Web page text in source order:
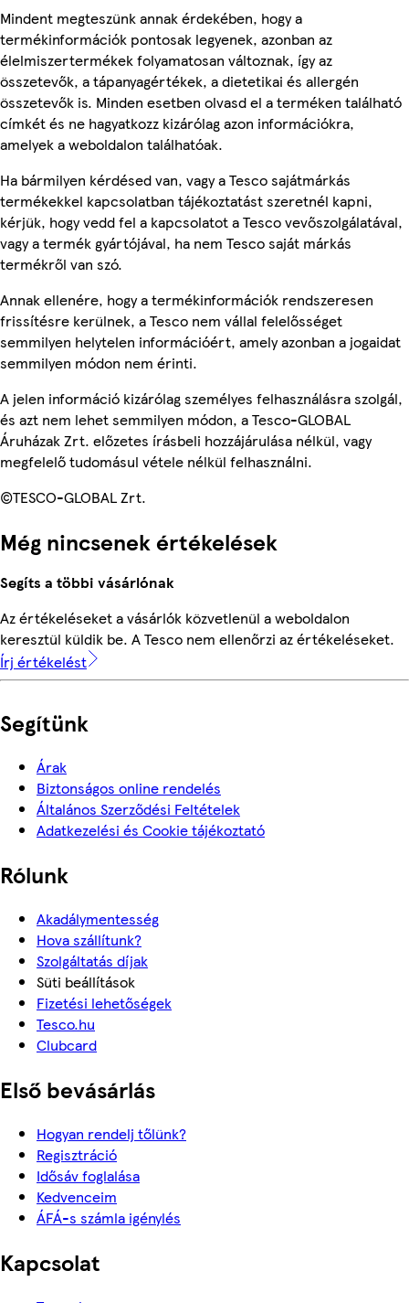
Mindent megteszünk annak érdekében, hogy a
termékinformációk pontosak legyenek, azonban az
élelmiszertermékek folyamatosan változnak, így az
összetevők, a tápanyagértékek, a dietetikai és allergén
összetevők is. Minden esetben olvasd el a terméken található
címkét és ne hagyatkozz kizárólag azon információkra,
amelyek a weboldalon találhatóak.
Ha bármilyen kérdésed van, vagy a Tesco sajátmárkás
termékekkel kapcsolatban tájékoztatást szeretnél kapni,
kérjük, hogy vedd fel a kapcsolatot a Tesco vevőszolgálatával,
vagy a termék gyártójával, ha nem Tesco saját márkás
termékről van szó.
Annak ellenére, hogy a termékinformációk rendszeresen
frissítésre kerülnek, a Tesco nem vállal felelősséget
semmilyen helytelen információért, amely azonban a jogaidat
semmilyen módon nem érinti.
A jelen információ kizárólag személyes felhasználásra szolgál,
és azt nem lehet semmilyen módon, a Tesco-GLOBAL
Áruházak Zrt. előzetes írásbeli hozzájárulása nélkül, vagy
megfelelő tudomásul vétele nélkül felhasználni.
©TESCO-GLOBAL Zrt.
Még nincsenek értékelések
Segíts a többi vásárlónak
Az értékeléseket a vásárlók közvetlenül a weboldalon
keresztül küldik be. A Tesco nem ellenőrzi az értékeléseket.
Írj értékelést
Segítünk
Árak
Biztonságos online rendelés
Általános Szerződési Feltételek
Adatkezelési és Cookie tájékoztató
Rólunk
Akadálymentesség
Hova szállítunk?
Szolgáltatás díjak
Süti beállítások
Fizetési lehetőségek
Tesco.hu
Clubcard
Első bevásárlás
Hogyan rendelj tőlünk?
Regisztráció
Idősáv foglalása
Kedvenceim
ÁFÁ-s számla igénylés
Kapcsolat